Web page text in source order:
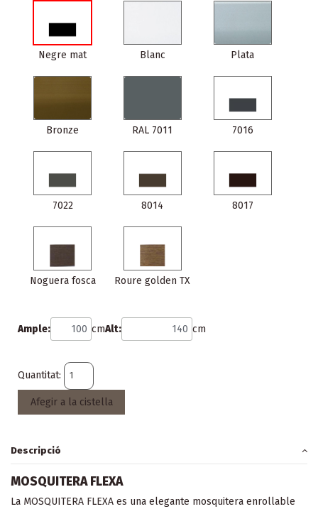
Negre mat Blanc Plata
Bronze RAL 7011 7016
7022 8014 8017
Noguera fosca Roure golden TX
Ample: cmAlt: cm
Quantitat:
Afegir a la cistella
Descripció
MOSQUITERA FLEXA
La MOSQUITERA FLEXA es una elegante mosquitera enrollable